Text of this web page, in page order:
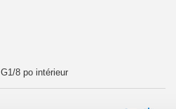
G1/8 po intérieur